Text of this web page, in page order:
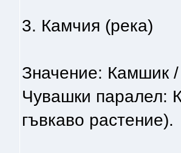
3. Камчия (река)
Значение: Камшик
Чувашки паралел:
гъвкаво растение).